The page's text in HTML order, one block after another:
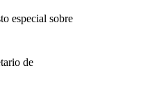
especial sobre
de